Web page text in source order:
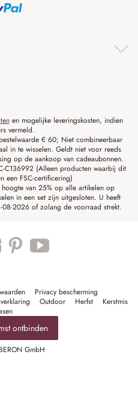
en mogelijke leveringskosten, indien
vermeld.
€ 60; Niet combineerbaar
in te wisselen. Geldt niet voor reeds
op de aankoop van cadeaubonnen.
C136992 (Alleen producten waarbij dit
een FSC-certificering)
van 25% op alle artikelen op
in een set zijn uitgesloten. U heeft
2026 of zolang de voorraad strekt.
Privacy bescherming
Outdoor Herfst
Kerstmis
ontbinden
GmbH